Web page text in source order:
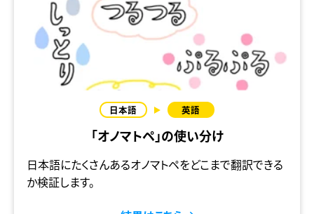
「オノマトペ」の使い分け
日本語にたくさんあるオノマトペをどこまで翻訳できる
か検証します。